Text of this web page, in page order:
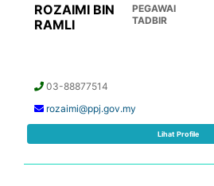
ROZAIMI BIN
RAMLI
PEGAWAI
TADBIR
03-88877514
rozaimi@ppj.gov.my
Lihat Profile